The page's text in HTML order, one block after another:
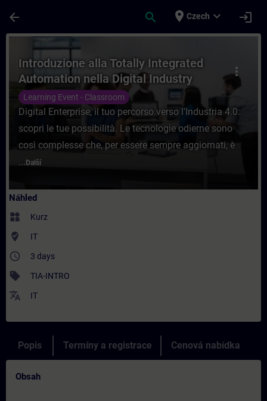
arrow_back search place Czech expand_more login
Kurz - Introduzione alla Totally
more_vert
Introduzione alla Totally Integrated
Automation nella Digital Industry
Learning Event - Classroom
Digital Enterprise, il tuo percorso verso l'Industria 4.0:
scopri le tue possibilità. Le tecnologie odierne sono
così complesse che, per essere sempre aggiornati, è
... Další
Náhled
widgets Kurz
where_to_vote IT
access_time 3 days
sell TIA-INTRO
translate IT
Popis Termíny a registrace Cenová nabídka
Obsah